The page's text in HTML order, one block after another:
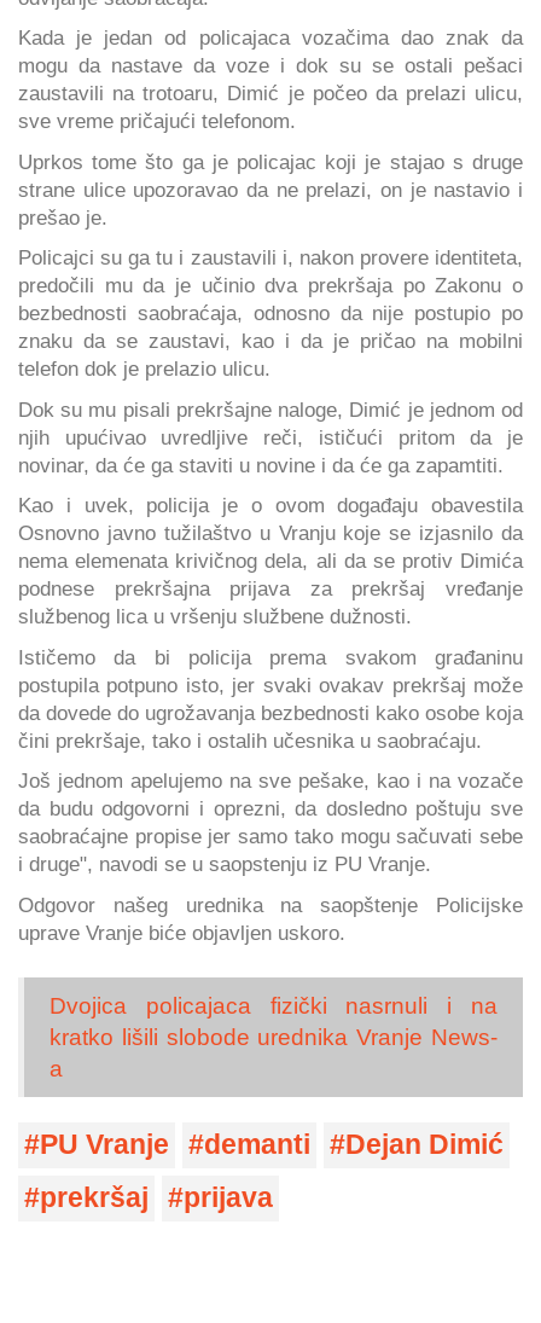
Kada je jedan od policajaca vozačima dao znak da
mogu da nastave da voze i dok su se ostali pešaci
zaustavili na trotoaru, Dimić je počeo da prelazi ulicu,
sve vreme pričajući telefonom.
Uprkos tome što ga je policajac koji je stajao s druge
strane ulice upozoravao da ne prelazi, on je nastavio i
prešao je.
Policajci su ga tu i zaustavili i, nakon provere identiteta,
predočili mu da je učinio dva prekršaja po Zakonu o
bezbednosti saobraćaja, odnosno da nije postupio po
znaku da se zaustavi, kao i da je pričao na mobilni
telefon dok je prelazio ulicu.
Dok su mu pisali prekršajne naloge, Dimić je jednom od
njih upućivao uvredljive reči, ističući pritom da je
novinar, da će ga staviti u novine i da će ga zapamtiti.
Kao i uvek, policija je o ovom događaju obavestila
Osnovno javno tužilaštvo u Vranju koje se izjasnilo da
nema elemenata krivičnog dela, ali da se protiv Dimića
podnese prekršajna prijava za prekršaj vređanje
službenog lica u vršenju službene dužnosti.
Ističemo da bi policija prema svakom građaninu
postupila potpuno isto, jer svaki ovakav prekršaj može
da dovede do ugrožavanja bezbednosti kako osobe koja
čini prekršaje, tako i ostalih učesnika u saobraćaju.
Još jednom apelujemo na sve pešake, kao i na vozače
da budu odgovorni i oprezni, da dosledno poštuju sve
saobraćajne propise jer samo tako mogu sačuvati sebe
i druge", navodi se u saopstenju iz PU Vranje.
Odgovor našeg urednika na saopštenje Policijske
uprave Vranje biće objavljen uskoro.
Dvojica policajaca fizički nasrnuli i na
kratko lišili slobode urednika Vranje News-
a
PU Vranje demanti
Dejan Dimić
prekršaj
prijava